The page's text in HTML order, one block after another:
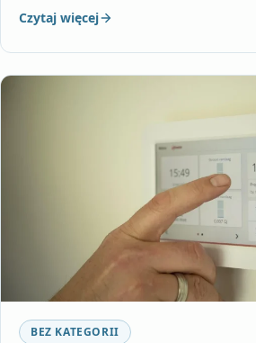
Czytaj więcej
BEZ KATEGORII